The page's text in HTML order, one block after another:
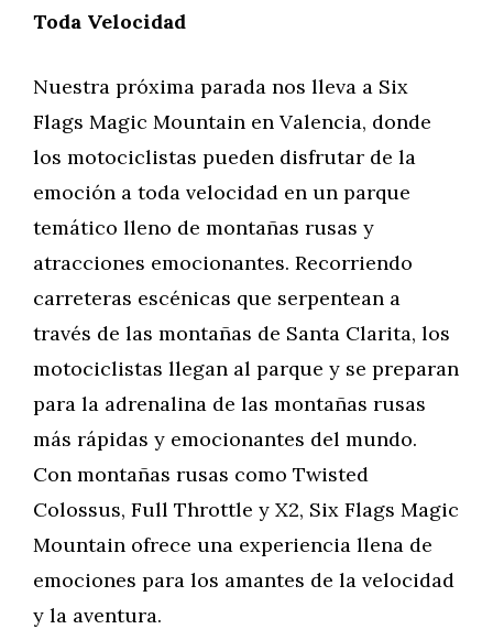
Toda Velocidad
Nuestra próxima parada nos lleva a Six
Flags Magic Mountain en Valencia, donde
los motociclistas pueden disfrutar de la
emoción a toda velocidad en un parque
temático lleno de montañas rusas y
atracciones emocionantes. Recorriendo
carreteras escénicas que serpentean a
través de las montañas de Santa Clarita, los
motociclistas llegan al parque y se preparan
para la adrenalina de las montañas rusas
más rápidas y emocionantes del mundo.
Con montañas rusas como Twisted
Colossus, Full Throttle y X2, Six Flags Magic
Mountain ofrece una experiencia llena de
emociones para los amantes de la velocidad
y la aventura.